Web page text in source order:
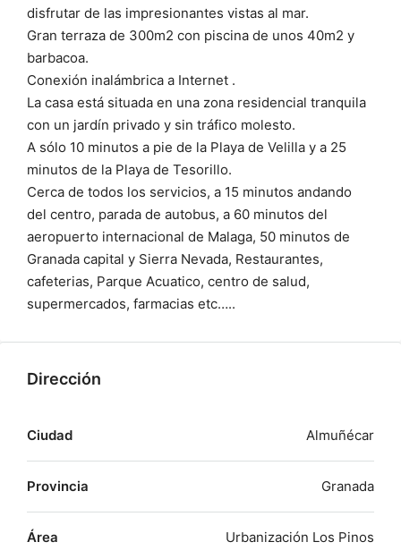
disfrutar de las impresionantes vistas al mar.
Gran terraza de 300m2 con piscina de unos 40m2 y
barbacoa.
Conexión inalámbrica a Internet .
La casa está situada en una zona residencial tranquila
con un jardín privado y sin tráfico molesto.
A sólo 10 minutos a pie de la Playa de Velilla y a 25
minutos de la Playa de Tesorillo.
Cerca de todos los servicios, a 15 minutos andando
del centro, parada de autobus, a 60 minutos del
aeropuerto internacional de Malaga, 50 minutos de
Granada capital y Sierra Nevada, Restaurantes,
cafeterias, Parque Acuatico, centro de salud,
supermercados, farmacias etc…..
Dirección
Ciudad Almuñécar
Provincia Granada
Área Urbanización Los Pinos